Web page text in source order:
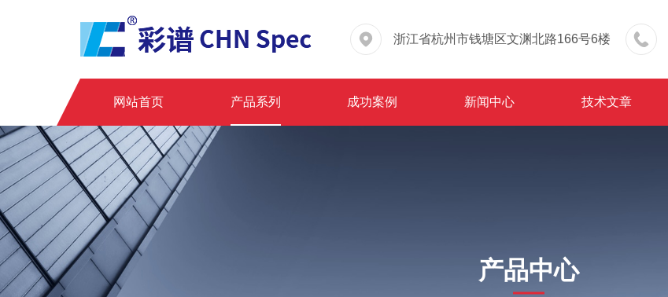
浙江省杭州市钱塘区文渊北路166号6楼
网站首页 产品系列 成功案例 新闻中心 技术文章
产品中心